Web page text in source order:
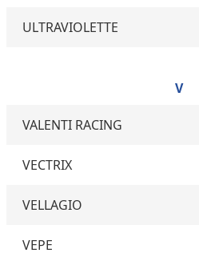
ULTRAVIOLETTE
V
VALENTI RACING
VECTRIX
VELLAGIO
VEPE